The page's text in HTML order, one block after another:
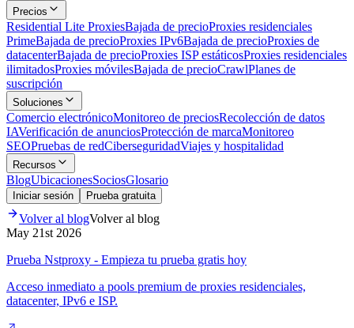
Precios
Residential Lite ProxiesBajada de precioProxies residenciales
PrimeBajada de precioProxies IPv6Bajada de precioProxies de
datacenterBajada de precioProxies ISP estáticosProxies residenciales
ilimitadosProxies móvilesBajada de precioCrawlPlanes de
suscripción
Soluciones
Comercio electrónicoMonitoreo de preciosRecolección de datos
IAVerificación de anunciosProtección de marcaMonitoreo
SEOPruebas de redCiberseguridadViajes y hospitalidad
Recursos
BlogUbicacionesSociosGlosario
Iniciar sesión Prueba gratuita
Volver al blogVolver al blog
May 21st 2026
Prueba Nstproxy - Empieza tu prueba gratis hoy
Acceso inmediato a pools premium de proxies residenciales,
datacenter, IPv6 e ISP.